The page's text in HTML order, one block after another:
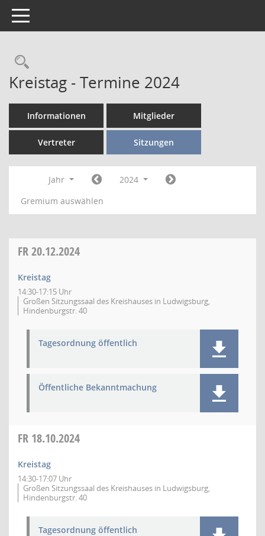
Toggle navigation
Kreistag - Termine 2024
Informationen Mitglieder
Vertreter Sitzungen
Jahr
2024
Gremium auswählen
FR20.12.2024
Kreistag
14:30-17:15 Uhr
Großen Sitzungssaal des Kreishauses in Ludwigsburg,
Hindenburgstr. 40
Tagesordnung öffentlich
Öffentliche Bekanntmachung
FR 18.10.2024
Kreistag
14:30-17:07 Uhr
Großen Sitzungssaal des Kreishauses in Ludwigsburg,
Hindenburgstr. 40
Tagesordnung öffentlich